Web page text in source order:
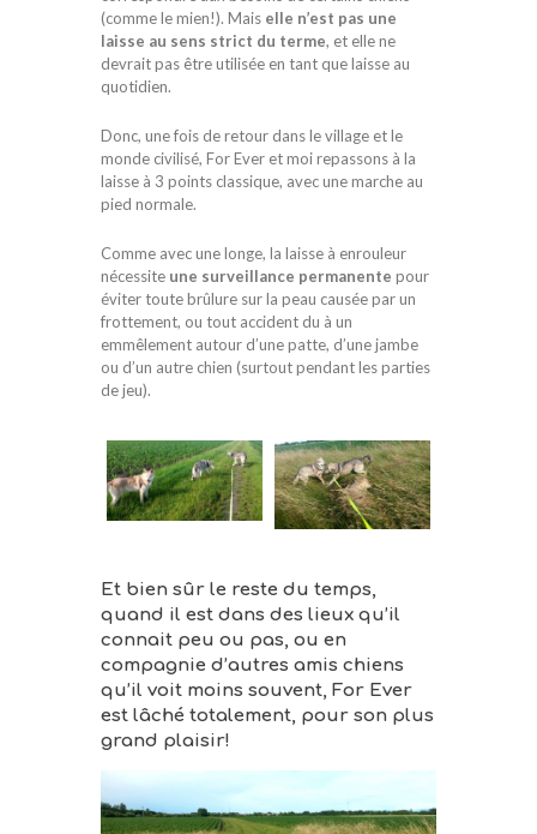
(comme le mien!). Mais elle n’est pas une
laisse au sens strict du terme, et elle ne
devrait pas être utilisée en tant que laisse au
quotidien.
Donc, une fois de retour dans le village et le
monde civilisé, For Ever et moi repassons à la
laisse à 3 points classique, avec une marche au
pied normale.
Comme avec une longe, la laisse à enrouleur
nécessite une surveillance permanente pour
éviter toute brûlure sur la peau causée par un
frottement, ou tout accident du à un
emmêlement autour d’une patte, d’une jambe
ou d’un autre chien (surtout pendant les parties
de jeu).
Et bien sûr le reste du temps,
quand il est dans des lieux qu’il
connait peu ou pas, ou en
compagnie d’autres amis chiens
qu’il voit moins souvent, For Ever
est lâché totalement, pour son plus
grand plaisir!